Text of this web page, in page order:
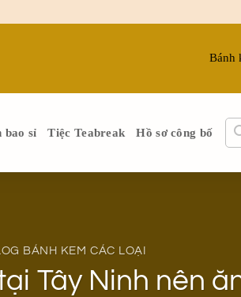
Bánh
bao sỉ Tiệc Teabreak Hồ sơ công bố
BÁNH KEM CÁC LOẠI
Tây Ninh nên